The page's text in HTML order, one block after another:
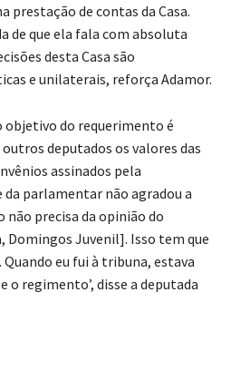
prestação de contas da Casa.
de que ela fala com absoluta
desta Casa são
e unilaterais, reforça Adamor.
objetivo do requerimento é
deputados os valores das
assinados pela
da parlamentar não agradou a
não precisa da opinião do
Domingos Juvenil]. Isso tem que
eu fui à tribuna, estava
o regimento’, disse a deputada